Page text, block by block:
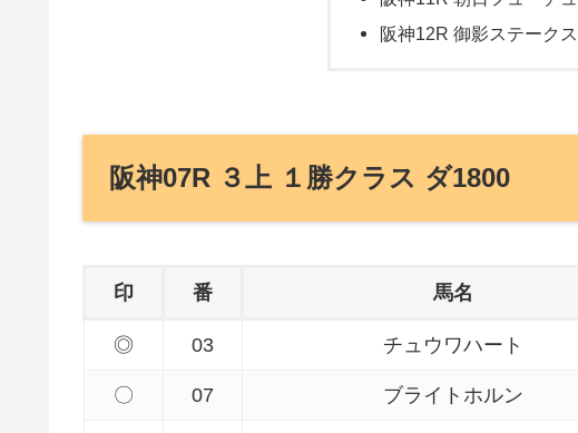
阪神12R 御影ステーク
阪神07R ３上 １勝クラス ダ1800
印 番 馬名
◎ 03 チュウワハート
〇 07 ブライトホルン